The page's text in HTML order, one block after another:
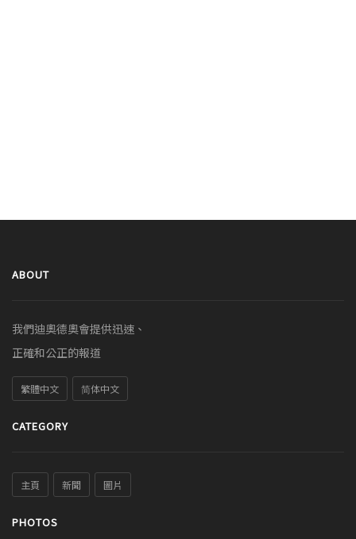
ABOUT
我們迪奧德奧會提供迅速、
正確和公正的報道
繁體中文 简体中文
CATEGORY
主頁 新聞 圖片
PHOTOS